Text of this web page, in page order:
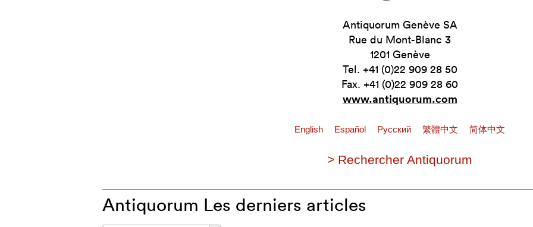
Antiquorum Genève SA
Rue du Mont-Blanc 3
1201 Genève
Tel. +41 (0)22 909 28 50
Fax. +41 (0)22 909 28 60
www.antiquorum.com
English Español Pусский 繁體中文 简体中文
> Rechercher Antiquorum
Antiquorum Les derniers articles